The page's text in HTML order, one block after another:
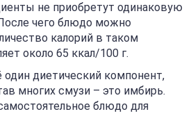
не приобретут одинаковую
чего блюдо можно
калорий в таком
около 65 ккал/100 г.
диетический компонент,
многих смузи – это имбирь.
блюдо для